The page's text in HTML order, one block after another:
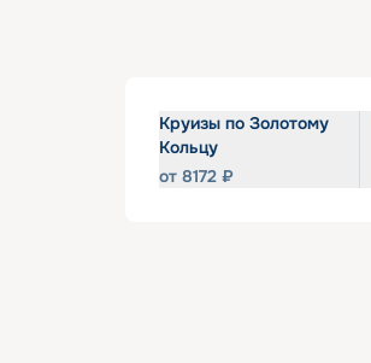
Круизы по Золотому
Кольцу
от 8172 ₽